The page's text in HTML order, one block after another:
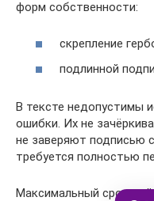
форм собственности:
скрепление
подлинной
В тексте недопустимы
ошибки. Их не
не заверяют подписью
требуется полностью
Максимальный срок